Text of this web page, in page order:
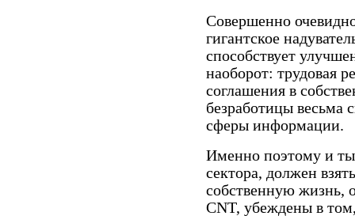
Совершенно
гигантское
способствует
наоборот: трудовая
соглашения в
безработицы весьма
сферы информации.
Именно поэтому и
сектора, должен
собственную жизнь,
CNT, убеждены в